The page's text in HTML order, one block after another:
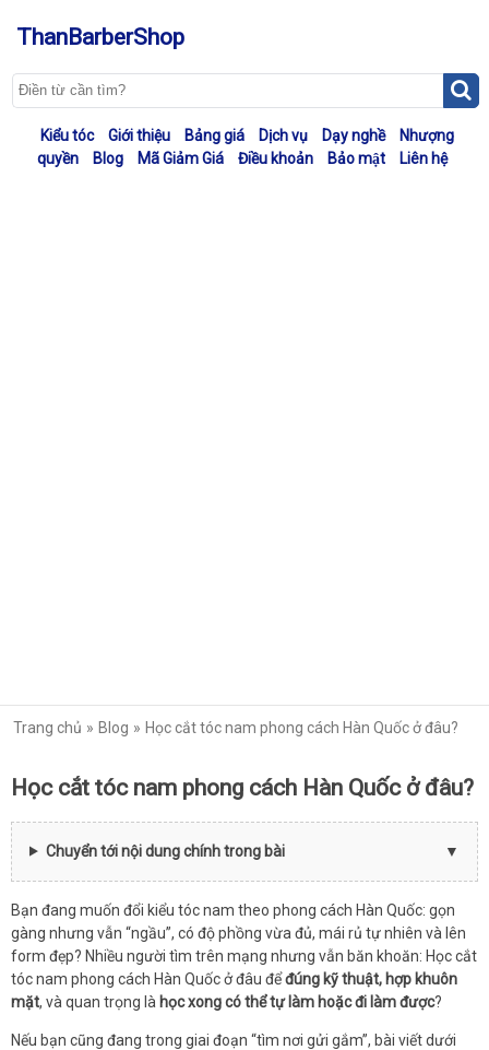
ThanBarberShop
Kiểu tóc Giới thiệu Bảng giá Dịch vụ Dạy nghề
Nhượng
quyền
Blog Mã Giảm Giá Điều khoản Bảo mật Liên hệ
Trang chủ Blog Học cắt tóc nam phong cách Hàn Quốc ở đâu?
Học cắt tóc nam phong cách Hàn Quốc ở đâu?
Chuyển tới nội dung chính trong bài
Bạn đang muốn đổi kiểu tóc nam theo phong cách Hàn Quốc: gọn
gàng nhưng vẫn “ngầu”, có độ phồng vừa đủ, mái rủ tự nhiên và lên
form đẹp? Nhiều người tìm trên mạng nhưng vẫn băn khoăn: Học cắt
tóc nam phong cách Hàn Quốc ở đâu đểđúng kỹ thuật, hợp khuôn
mặt, và quan trọng là học xong có thể tự làm hoặc đi làm được?
Nếu bạn cũng đang trong giai đoạn “tìm nơi gửi gắm”, bài viết dưới